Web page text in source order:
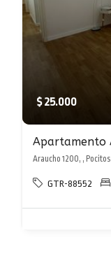
$ 25.000
Araucho 1200, , Pocitos
GTR-88552